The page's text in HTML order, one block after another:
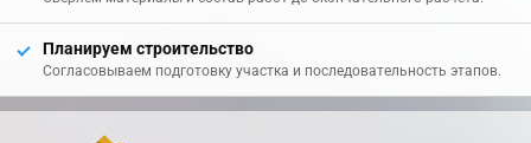
Планируем строительство
Согласовываем подготовку участка и последовательность этапов.